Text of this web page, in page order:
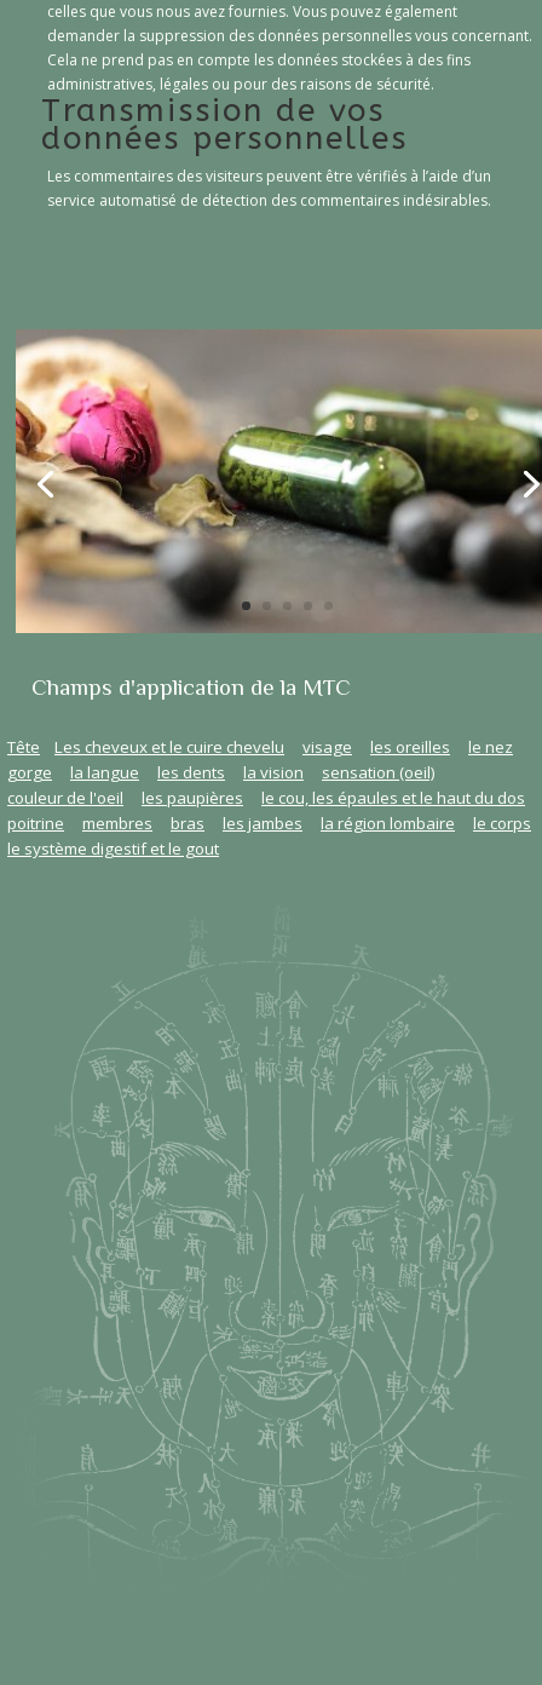
celles que vous nous avez fournies. Vous pouvez également
demander la suppression des données personnelles vous concernant.
Cela ne prend pas en compte les données stockées à des fins
administratives, légales ou pour des raisons de sécurité.
Transmission de vos
données personnelles
Les commentaires des visiteurs peuvent être vérifiés à l’aide d’un
service automatisé de détection des commentaires indésirables.
Champs d'application de la MTC
Tête Les cheveux et le cuire chevelu visage les oreilles
le nez
gorge
la langue les dents la vision
sensation (oeil)
couleur de l'oeil
les paupières
le cou, les épaules et le haut du dos
poitrine
membres bras les jambes la région lombaire
le corps
le système digestif et le gout